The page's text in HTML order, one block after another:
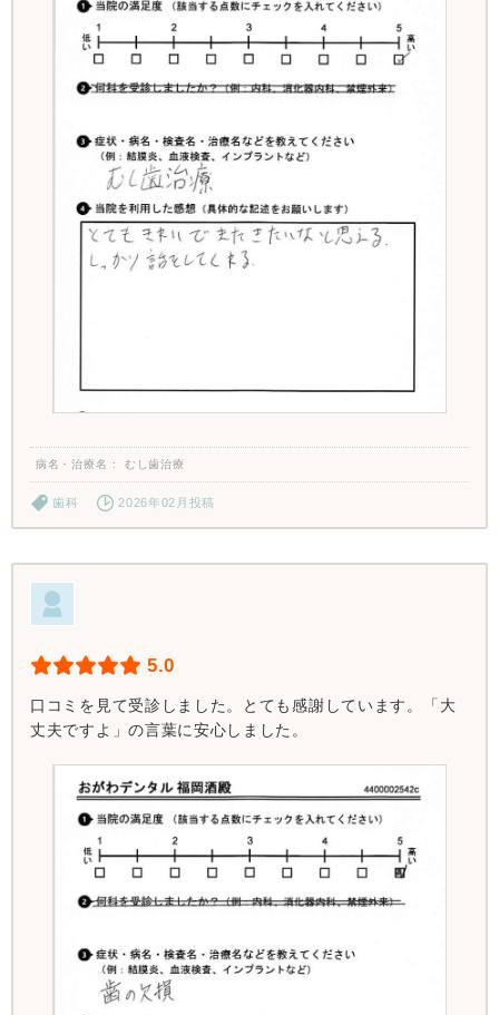
病名・治療名 むし歯治療
歯科 2026年02月投稿
5.0
口コミを見て受診しました。とても感謝しています。「大
丈夫ですよ」の言葉に安心しました。